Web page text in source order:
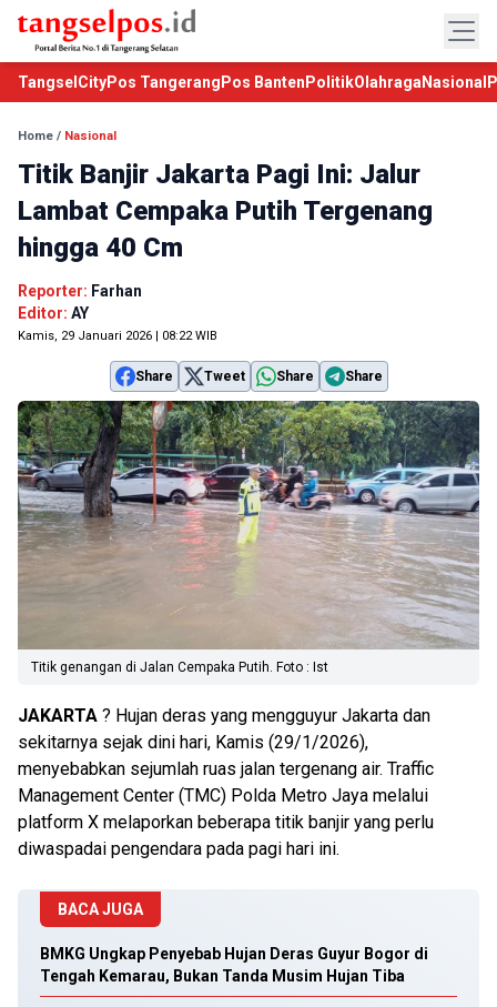
TangselCityPos Tangerang Pos Banten PolitikOlahraga Nasional
Home / Nasional
Titik Banjir Jakarta Pagi Ini: Jalur
Lambat Cempaka Putih Tergenang
hingga 40 Cm
Reporter: Farhan
Editor: AY
Kamis, 29 Januari 2026 | 08:22 WIB
Share Tweet Share Share
Titik genangan di Jalan Cempaka Putih. Foto : Ist
JAKARTA ? Hujan deras yang mengguyur Jakarta dan
sekitarnya sejak dini hari, Kamis (29/1/2026),
menyebabkan sejumlah ruas jalan tergenang air. Traffic
Management Center (TMC) Polda Metro Jaya melalui
platform X melaporkan beberapa titik banjir yang perlu
diwaspadai pengendara pada pagi hari ini.
BACA JUGA
BMKG Ungkap Penyebab Hujan Deras Guyur Bogor di
Tengah Kemarau, Bukan Tanda Musim Hujan Tiba